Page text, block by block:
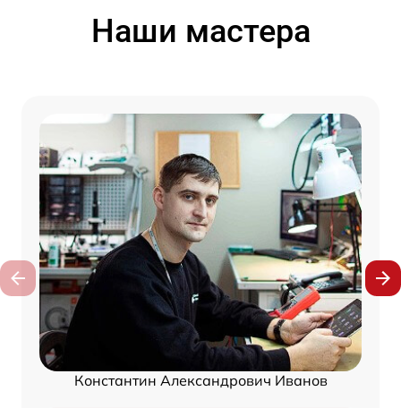
Наши мастера
Константин Александрович Иванов